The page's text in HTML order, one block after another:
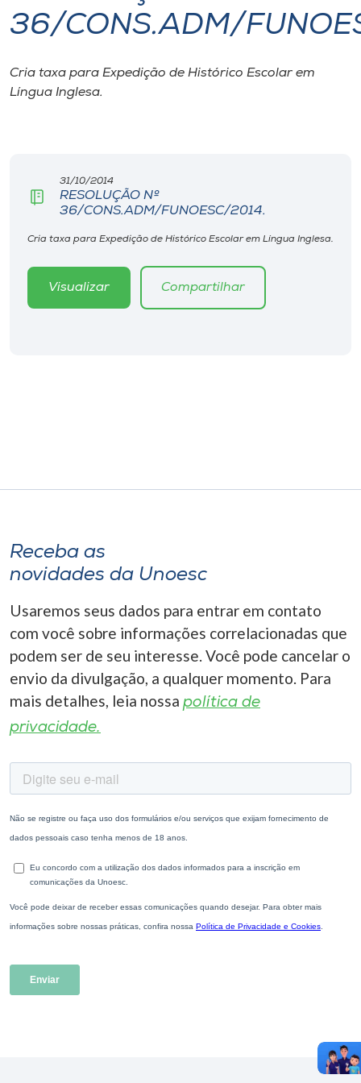
I.nova
Diplomados
Editora
A-
36/CONS.ADM/
Cria taxa para Expedição de Histórico Escolar em
Língua Inglesa.
31/10/2014
RESOLUÇÃO Nº
36/CONS.ADM/FUNOESC/2014.
Cria taxa para Expedição de Histórico Escolar em Língua Inglesa.
Visualizar Compartilhar
Receba as
novidades da Unoesc
Usaremos seus dados para entrar em contato
com você sobre informações correlacionadas que
podem ser de seu interesse. Você pode cancelar o
envio da divulgação, a qualquer momento. Para
mais detalhes, leia nossa política de
privacidade.